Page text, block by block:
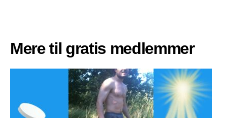
Mere til gratis medlemmer